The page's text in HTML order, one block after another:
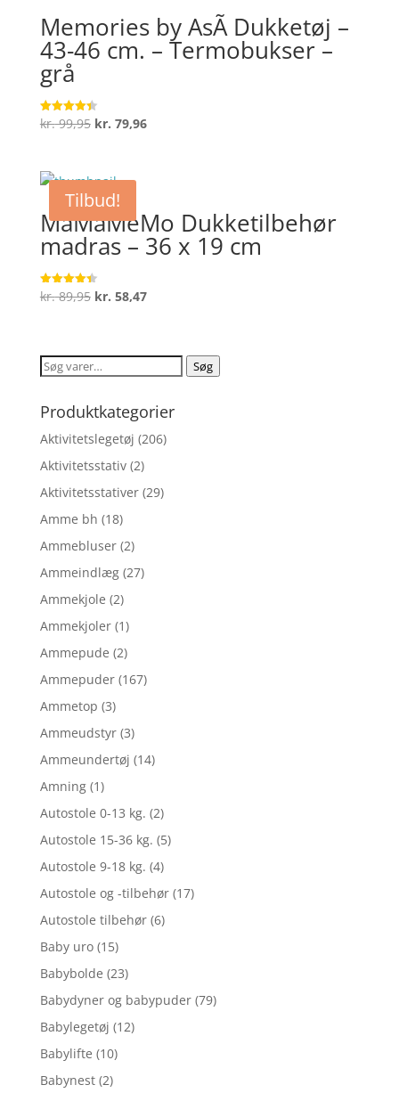
Memories by AsÃ­ Dukketøj –
43-46 cm. – Termobukser –
grå
Vurderet
4.4
kr.99,95 Den
var:
kr. 99,95.
kr. 79,96Den
Tilbud!
MaMaMeMo Dukketilbehør
madras – 36 x 19 cm
Vurderet
4.4
kr.89,95 Den
var:
kr. 89,95.
kr. 58,47Den
er:
kr. 58,47.
Søg
Søg
Produktkategorier
Aktivitetslegetøj (206)
Aktivitetsstativ (2)
Aktivitetsstativer (29)
Amme bh (18)
Ammebluser (2)
Ammeindlæg (27)
Ammekjole (2)
Ammekjoler (1)
Ammepude (2)
Ammepuder (167)
Ammetop (3)
Ammeudstyr (3)
Ammeundertøj (14)
Amning (1)
Autostole 0-13 kg. (2)
Autostole 15-36 kg. (5)
Autostole 9-18 kg. (4)
Autostole og -tilbehør (17)
Autostole tilbehør (6)
Baby uro (15)
Babybolde (23)
Babydyner og babypuder (79)
Babylegetøj (12)
Babylifte (10)
Babynest (2)